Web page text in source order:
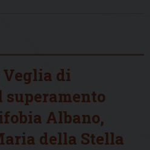
di
Albano,
della Stella